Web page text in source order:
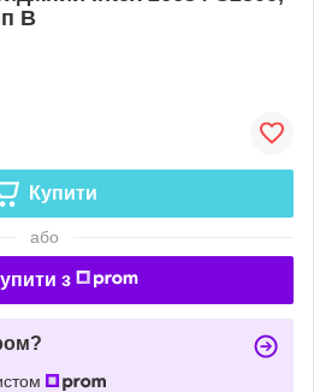
B
Купити
або
з